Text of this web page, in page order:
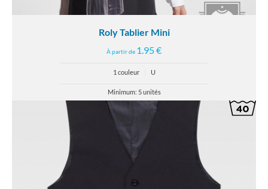
Roly Tablier Mini
À partir de 1.95 €
1 couleur U
Minimum: 5 unités